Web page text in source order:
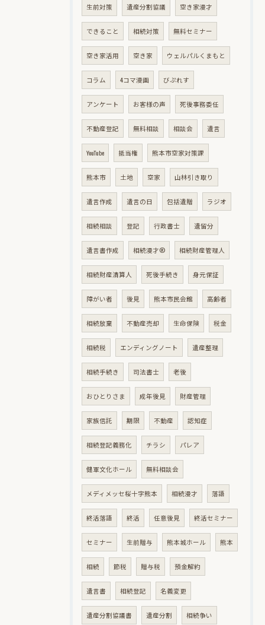
生前対策 遺産分割協議 空き家漫才
できること 相続対策 無料セミナー
空き家活用 空き家 ウェルパルくまもと
コラム 4コマ漫画 びぷれす
アンケート お客様の声 死後事務委任
不動産登記 無料相談 相談会 遺言
YouTube 抵当権 熊本市空家対策課
熊本市 土地 空家 山林引き取り
遺言作成 遺言の日 包括遺贈 ラジオ
相続相談 登記 行政書士 遺留分
遺言書作成 相続漫才® 相続財産管理人
相続財産清算人 死後手続き 身元保証
障がい者 後見 熊本市民会館 高齢者
相続放棄 不動産売却 生命保険 税金
相続税 エンディングノート 遺産整理
相続手続き 司法書士 老後
おひとりさま 成年後見 財産管理
家族信託 期限 不動産 認知症
相続登記義務化 チラシ パレア
健軍文化ホール 無料相談会
メディメッセ桜十字熊本 相続漫才 落語
終活落語 終活 任意後見 終活セミナー
セミナー 生前贈与 熊本城ホール 熊本
相続 節税 贈与税 預金解約
遺言書 相続登記 名義変更
遺産分割協議書 遺産分割 相続争い